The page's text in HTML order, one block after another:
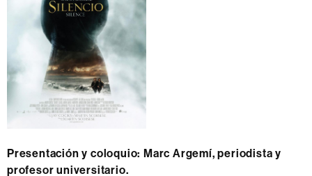
Presentación y coloquio: Marc Argemí, periodista y
profesor universitario.